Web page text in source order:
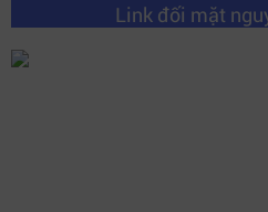
Link đối mặt